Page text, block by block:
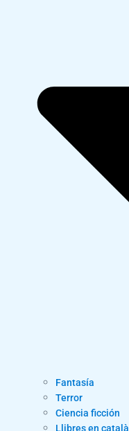
Fantasía
Terror
Ciencia ficción
Llibres en català